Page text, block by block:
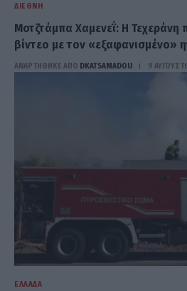
ΔΙΕΘΝΉ
Μοτζτάμπα Χαμενεΐ: Η Τεχεράνη
βίντεο με τον «εξαφανισμένο»
ΑΝΑΡΤΗΘΗΚΕ ΑΠΟ DKATSAMADOU 9
ΕΛΛΆΔΑ